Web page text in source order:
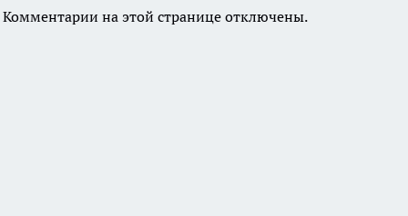
Комментарии на этой странице отключены.